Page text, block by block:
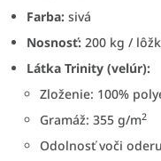
Farba: sivá
Nosnosť: 200 kg /
Látka Trinity (velúr):
Zloženie: 100%
Gramáž: 355 g/m2
Odolnosť voči